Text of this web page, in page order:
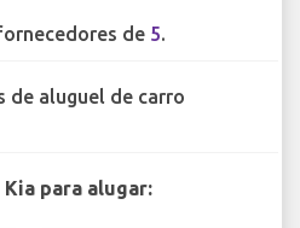
de 5.
de aluguel de carro
para alugar: